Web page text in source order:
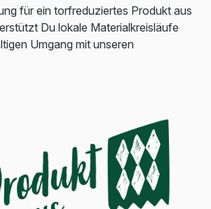
für ein torfreduziertes Produkt aus
Du lokale Materialkreisläufe
Umgang mit unseren